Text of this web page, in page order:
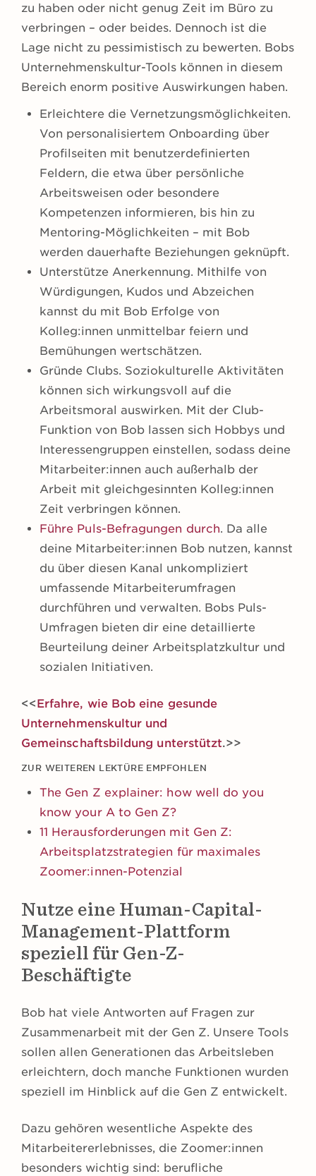
zu haben oder nicht genug Zeit im Büro zu
verbringen – oder beides. Dennoch ist die
Lage nicht zu pessimistisch zu bewerten. Bobs
Unternehmenskultur-Tools können in diesem
Bereich enorm positive Auswirkungen haben.
Erleichtere die Vernetzungsmöglichkeiten.
Von personalisiertem Onboarding über
Profilseiten mit benutzerdefinierten
Feldern, die etwa über persönliche
Arbeitsweisen oder besondere
Kompetenzen informieren, bis hin zu
Mentoring-Möglichkeiten – mit Bob
werden dauerhafte Beziehungen geknüpft.
Unterstütze Anerkennung. Mithilfe von
Würdigungen, Kudos und Abzeichen
kannst du mit Bob Erfolge von
Kolleg:innen unmittelbar feiern und
Bemühungen wertschätzen.
Gründe Clubs. Soziokulturelle Aktivitäten
können sich wirkungsvoll auf die
Arbeitsmoral auswirken. Mit der Club-
Funktion von Bob lassen sich Hobbys und
Interessengruppen einstellen, sodass deine
Mitarbeiter:innen auch außerhalb der
Arbeit mit gleichgesinnten Kolleg:innen
Zeit verbringen können.
Führe Puls-Befragungen durch. Da alle
deine Mitarbeiter:innen Bob nutzen, kannst
du über diesen Kanal unkompliziert
umfassende Mitarbeiterumfragen
durchführen und verwalten. Bobs Puls-
Umfragen bieten dir eine detaillierte
Beurteilung deiner Arbeitsplatzkultur und
sozialen Initiativen.
<<Erfahre, wie Bob eine gesunde
Unternehmenskultur und
Gemeinschaftsbildung unterstützt.>>
ZUR WEITEREN LEKTÜRE EMPFOHLEN
The Gen Z explainer: how well do you
know your A to Gen Z?
11 Herausforderungen mit Gen Z:
Arbeitsplatzstrategien für maximales
Zoomer:innen-Potenzial
Nutze eine Human-Capital-
Management-Plattform
speziell für Gen-Z-
Beschäftigte
Bob hat viele Antworten auf Fragen zur
Zusammenarbeit mit der Gen Z. Unsere Tools
sollen allen Generationen das Arbeitsleben
erleichtern, doch manche Funktionen wurden
speziell im Hinblick auf die Gen Z entwickelt.
Dazu gehören wesentliche Aspekte des
Mitarbeitererlebnisses, die Zoomer:innen
besonders wichtig sind: berufliche